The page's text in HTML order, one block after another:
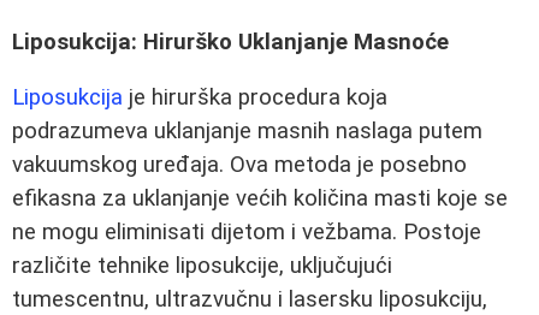
Liposukcija: Hirurško Uklanjanje Masnoće
Liposukcija je hirurška procedura koja
podrazumeva uklanjanje masnih naslaga putem
vakuumskog uređaja. Ova metoda je posebno
efikasna za uklanjanje većih količina masti koje se
ne mogu eliminisati dijetom i vežbama. Postoje
različite tehnike liposukcije, uključujući
tumescentnu, ultrazvučnu i lasersku liposukciju,